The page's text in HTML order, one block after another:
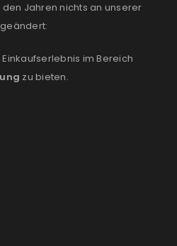
Adresse
Jahren nichts an unserer
im Bereich
zu bieten.